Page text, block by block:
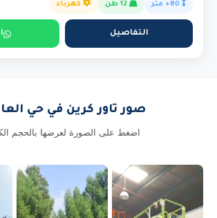
كهرباء
التفاصيل
صور تاور كرين في حي
اضغط على الصورة لعرضها بالحجم